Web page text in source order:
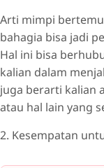
Arti mimpi
bahagia bisa jadi
Hal ini bisa
kalian dalam
juga berarti kalian
atau hal lain yang
2. Kesempatan